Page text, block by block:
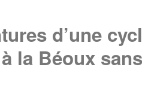
d’une
la Béoux